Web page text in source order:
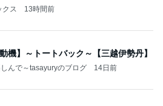
クス 13時間前
機】～トートバック～【三越伊勢丹】
んで～tasayuryのブログ 14日前